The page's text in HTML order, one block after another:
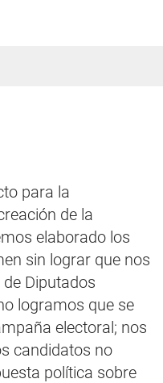
para la
de la
elaborado los
sin lograr que nos
Diputados
logramos que se
electoral; nos
candidatos no
política sobre